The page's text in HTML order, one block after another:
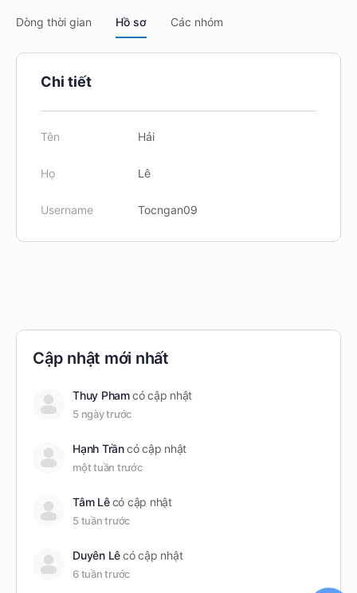
Dòng thời gian Hồ sơ Các nhóm
Chi tiết
Tên Hải
Họ Lê
Username Tocngan09
Cập nhật mới nhất
Thuy Phamcó cập nhật
5 ngày trước
Hạnh Trầncó cập nhật
một tuần trước
Tâm Lê có cập nhật
5 tuần trước
Duyên Lêcó cập nhật
6 tuần trước